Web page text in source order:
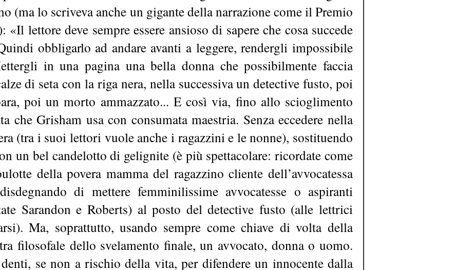
(ma lo scriveva anche un gigante della narrazione come il Premio
lettore deve sempre essere ansioso di sapere che cosa succede
obbligarlo ad andare avanti a leggere, rendergli impossibile
in una pagina una bella donna che possibilmente faccia
di seta con la riga nera, nella successiva un detective fusto, poi
poi un morto ammazzato... E così via, fino allo scioglimento
che Grisham usa con consumata maestria. Senza eccedere nella
(tra i suoi lettori vuole anche i ragazzini e le nonne), sostituendo
un bel candelotto di gelignite (è più spettacolare: ricordate come
della povera mamma del ragazzino cliente dell’avvocatessa
di mettere femminilissime avvocatesse o aspiranti
Sarandon e Roberts) al posto del detective fusto (alle lettrici
Ma, soprattutto, usando sempre come chiave di volta della
filosofale dello svelamento finale, un avvocato, donna o uomo.
se non a rischio della vita, per difendere un innocente dalla